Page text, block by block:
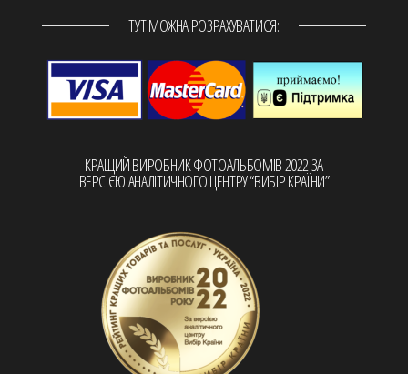
ТУТ МОЖНА РОЗРАХУВАТИСЯ:
КРАЩИЙ ВИРОБНИК ФОТОАЛЬБОМІВ 2022 ЗА
ВЕРСІЄЮ АНАЛІТИЧНОГО ЦЕНТРУ “ВИБІР КРАЇНИ”